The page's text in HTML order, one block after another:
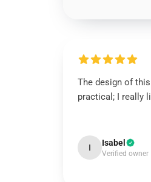
The design of
practical; I really
I Isabel
Verified owner